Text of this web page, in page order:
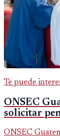
Te puede
ONSEC
solicitar
ONSEC